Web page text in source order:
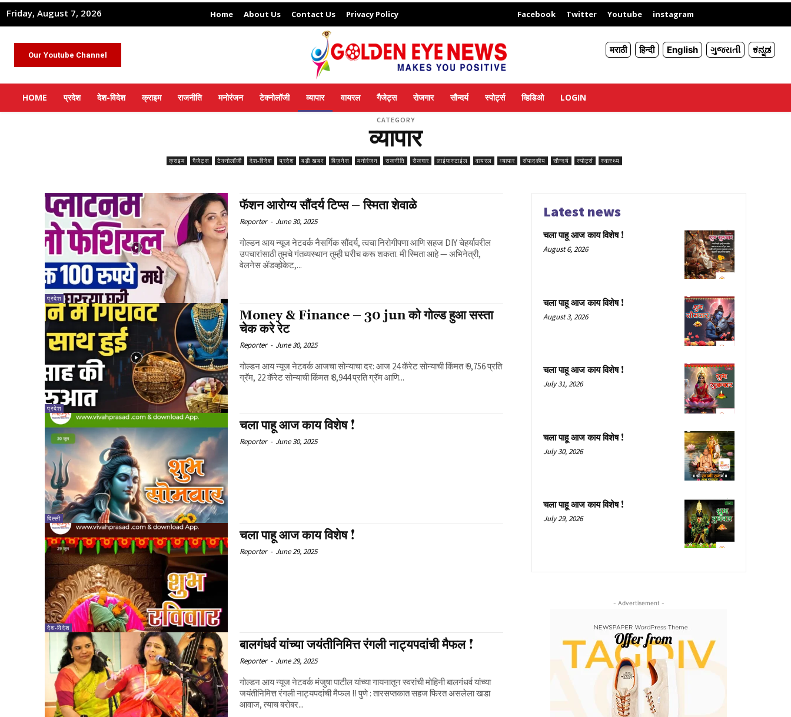
Friday, August 7, 2026 Home About Us Contact Us Privacy Policy Facebook Twitter Youtube instagram
Our Youtube Channel मराठी हिन्दी English ગુજરાતી ಕನ್ನಡ
HOME प्रदेश देश-विदेश क्राइम राजनीति मनोरंजन टेक्नोलॉजी व्यापार वायरल गैजेट्स रोजगार सौन्दर्य स्पोर्ट्स व्हिडिओ LOGIN
CATEGORY
व्यापार
क्राइम गैजेट्स टेक्नोलॉजी देश-विदेश प्रदेश बड़ी खबर बिज़नेस मनोरंजन राजनीति रोजगार लाईफस्टाईल वायरल व्यापार संपादकीय सौन्दर्य स्पोर्ट्स स्वास्थ्य
प्रदेश
फॅशन आरोग्य सौंदर्य टिप्स – स्मिता शेवाळे
Reporter - June 30, 2025
गोल्डन आय न्यूज नेटवर्क नैसर्गिक सौंदर्य, त्वचा निरोगीपणा आणि सहज DIY चेहर्यावरील
उपचारांसाठी तुमचे गंतव्यस्थान तुम्ही घरीच करू शकता. मी स्मिता आहे — अभिनेत्री,
वेलनेस ॲडव्होकेट,...
प्रदेश
Money & Finance – 30 jun को गोल्ड हुआ सस्ता
चेक करे रेट
Reporter - June 30, 2025
गोल्डन आय न्यूज नेटवर्क आजचा सोन्याचा दर: आज 24 कॅरेट सोन्याची किंमत ₹ 9,756 प्रति
ग्रॅम, 22 कॅरेट सोन्याची किंमत ₹ 8,944 प्रति ग्रॅम आणि...
दिल्ली
चला पाहू आज काय विशेष !
Reporter - June 30, 2025
देश-विदेश
चला पाहू आज काय विशेष !
Reporter - June 29, 2025
बालगंधर्व यांच्या जयंतीनिमित्त रंगली नाट्यपदांची मैफल !
Reporter - June 29, 2025
गोल्डन आय न्यूज नेटवर्क मंजुषा पाटील यांच्या गायनातून स्वरांची मोहिनी बालगंधर्व यांच्या
जयंतीनिमित्त रंगली नाट्यपदांची मैफल !! पुणे : तारसप्तकात सहज फिरत असलेला खडा
आवाज, त्याच बरोबर...
Latest news
चला पाहू आज काय विशेष !
August 6, 2026
चला पाहू आज काय विशेष !
August 3, 2026
चला पाहू आज काय विशेष !
July 31, 2026
चला पाहू आज काय विशेष !
July 30, 2026
चला पाहू आज काय विशेष !
July 29, 2026
- Advertisement -